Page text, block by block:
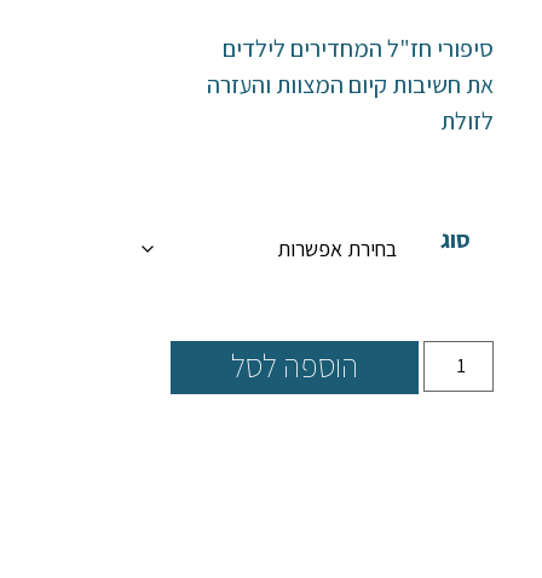
סיפורי חז"ל המחדירים לילדים
את חשיבות קיום המצוות והעזרה
לזולת
סוג
הוספה לסל